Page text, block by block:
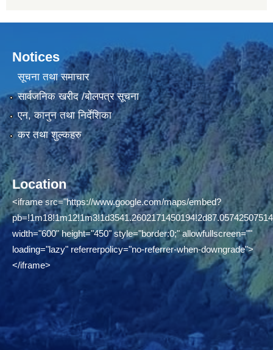
Notices
सूचना तथा समाचार
सार्वजनिक खरीद /बोलपत्र सूचना
एन, कानुन तथा निर्देशिका
कर तथा शुल्कहरु
Location
<iframe src="https://www.google.com/maps/embed?
width="600" height="450" style="border:0;" allowfullscreen=""
loading="lazy" referrerpolicy="no-referrer-when-downgrade">
</iframe>